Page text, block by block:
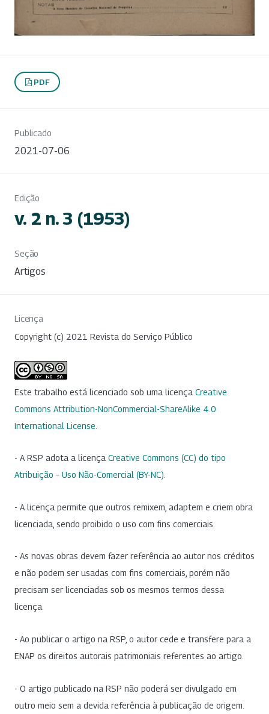
PDF
Publicado
2021-07-06
Edição
v. 2 n. 3 (1953)
Seção
Artigos
Licença
Copyright (c) 2021 Revista do Serviço Público
Este trabalho está licenciado sob uma licença Creative
Commons Attribution-NonCommercial-ShareAlike 4.0
International License
- A RSP adota a licença Creative Commons (CC) do tipo
Atribuição – Uso Não-Comercial (BY-NC)
- A licença permite que outros remixem, adaptem e criem obra
licenciada, sendo proibido o uso com fins comerciais.
- As novas obras devem fazer referência ao autor nos créditos
e não podem ser usadas com fins comerciais, porém não
precisam ser licenciadas sob os mesmos termos dessa
licença.
- Ao publicar o artigo na RSP, o autor cede e transfere para a
ENAP os direitos autorais patrimoniais referentes ao artigo.
- O artigo publicado na RSP não poderá ser divulgado em
outro meio sem a devida referência à publicação de origem.